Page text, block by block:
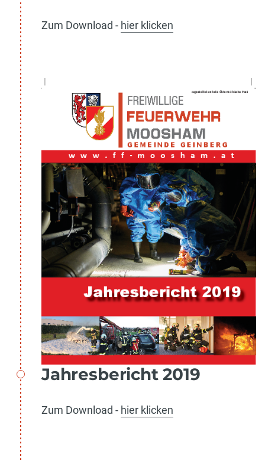
Zum Download - hier klicken
Jahresbericht 2019
Zum Download - hier klicken